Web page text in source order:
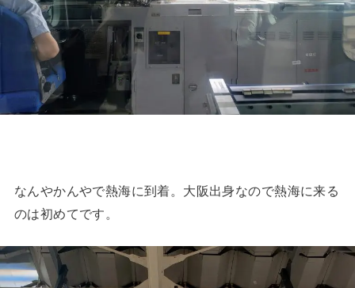
なんやかんやで熱海に到着。大阪出身なので熱海に来る
のは初めてです。